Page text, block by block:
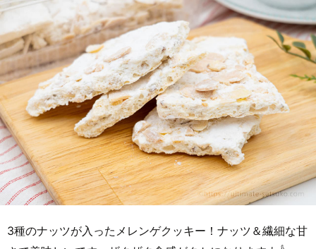
3種のナッツが入ったメレンゲクッキー！ナッツ＆繊細な甘